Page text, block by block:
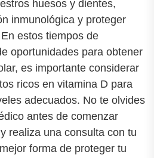
huesos y dientes,
inmunológica y proteger
estos tiempos de
oportunidades para obtener
es importante considerar
ricos en vitamina D para
adecuados. No te olvides
antes de comenzar
realiza una consulta con tu
forma de proteger tu